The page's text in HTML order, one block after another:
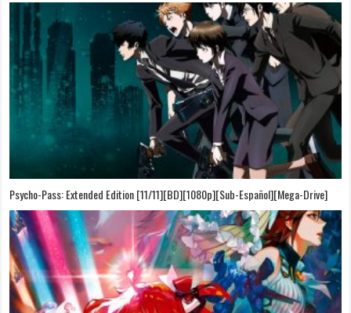
Psycho-Pass: Extended Edition [11/11][BD][1080p][Sub-Español][Mega-Drive]